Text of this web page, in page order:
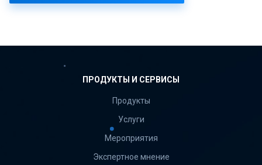
ПРОДУКТЫ И СЕРВИСЫ
Продукты
Услуги
Мероприятия
Экспертное мнение